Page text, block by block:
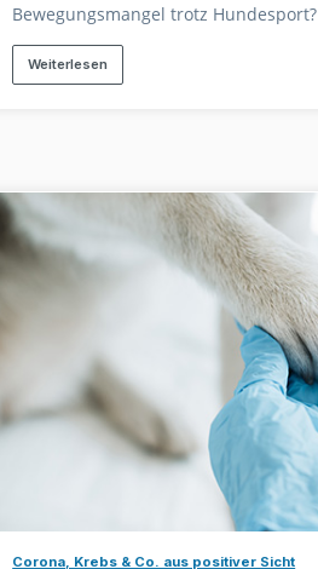
Bewegungsmangel trotz Hundesport?
Weiterlesen
Corona, Krebs & Co. aus positiver Sicht